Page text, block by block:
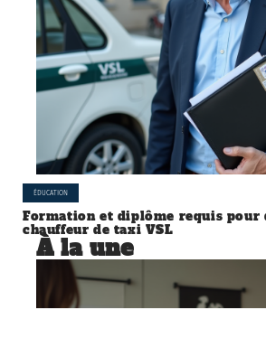
ÉDUCATION
Formation et diplôme requis pour
chauffeur de taxi VSL
À la une